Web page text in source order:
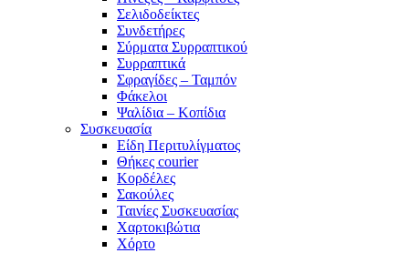
Σελιδοδείκτες
Συνδετήρες
Σύρματα Συρραπτικού
Συρραπτικά
Σφραγίδες – Ταμπόν
Φάκελοι
Ψαλίδια – Κοπίδια
Συσκευασία
Είδη Περιτυλίγματος
Θήκες courier
Κορδέλες
Σακούλες
Ταινίες Συσκευασίας
Χαρτοκιβώτια
Χόρτο